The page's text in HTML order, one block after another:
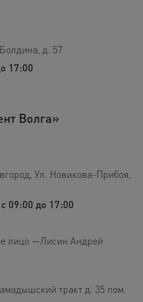
д. 57
17:00
Волга»
Ул. Новикова-Прибоя,
09:00 до 17:00
лицо —Лисин Андрей
тракт д. 35 пом.